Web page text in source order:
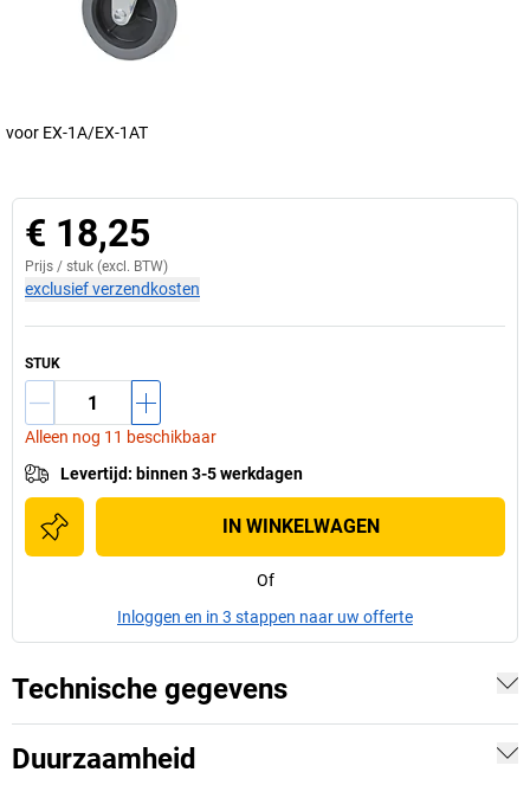
voor EX-1A/EX-1AT
€ 18,25
Prijs / stuk (excl. BTW)
exclusief verzendkosten
STUK
Alleen nog 11 beschikbaar
Levertijd: binnen 3-5 werkdagen
IN WINKELWAGEN
Of
Inloggen en in 3 stappen naar uw offerte
Technische gegevens
Duurzaamheid